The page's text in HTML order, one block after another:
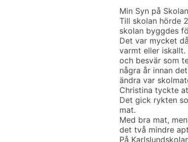
Min Syn på
Till skolan hörde
skolan byggdes
Det var mycket
varmt eller iskallt.
och besvär som
några år innan
ändra var
Christina tyckte
Det gick rykten
mat.
Med bra mat,
det två mindre
På